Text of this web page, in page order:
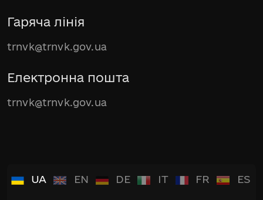
Гаряча лінія
trnvk@trnvk.gov.ua
Електронна пошта
trnvk@trnvk.gov.ua
UA EN DE IT FR ES